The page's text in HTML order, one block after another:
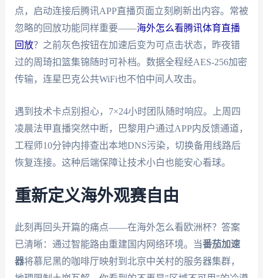
点，启动连接后腾讯APP直播页面立刻刷新出内容。常被
忽略的回放功能同样重要——海外怎么看腾讯体育直播
回放？之前灰色按钮在加速后变为可点击状态，昨夜错
过的周琦扣篮集锦随时可补档。数据全程经AES-256加密
传输，连星巴克公共WiFi也不怕中间人攻击。
遇到技术卡点别担心，7×24小时团队随时响应。上周四
凌晨法甲直播突然中断，巴黎用户通过APP内反馈通道，
工程师10分钟内排查出本地DNS污染，切换备用线路后
恢复连接。这种后端保障让技术小白也能安心看球。
重新定义海外观赛自由
此刻再回头开篇的痛点——在海外怎么看欧洲杯？答案
已清晰：通过智能路由重建国内网络环境。当番茄加速
器将慕尼黑的咖啡厅映射到北京中关村的服务器集群，